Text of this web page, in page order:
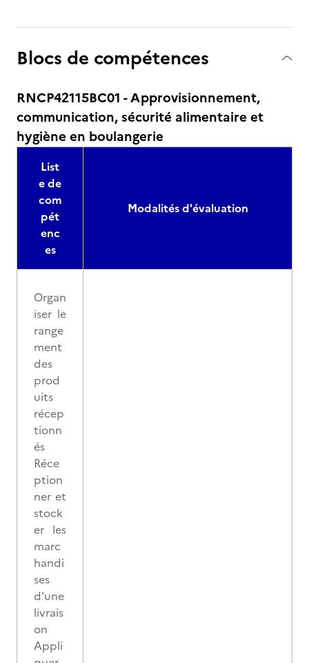
Blocs de compétences
RNCP42115BC01 - Approvisionnement,
communication, sécurité alimentaire et
hygiène en boulangerie
List
e de
com
pét
enc
es
Modalités d'évaluation
Organ
iser le
range
ment
des
prod
uits
récep
tionn
és
Réce
ption
ner et
stock
er les
marc
handi
ses
d'une
livrais
on
Appli